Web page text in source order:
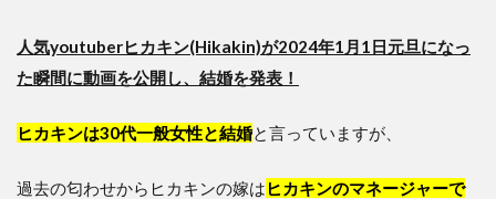
人気youtuberヒカキン(Hikakin)が2024年1月1日元旦になっ
た瞬間に動画を公開し、結婚を発表！
ヒカキンは30代一般女性と結婚と言っていますが、
過去の匂わせからヒカキンの嫁は ヒカキンのマネージャーで